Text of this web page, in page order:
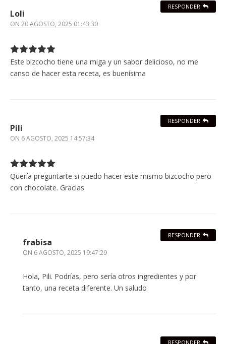
Loli
ON 20 AGOSTO, 2025 01:43:30
Este bizcocho tiene una miga y un sabor delicioso, no me
canso de hacer esta receta, es buenísima
RESPONDER
Pili
ON 6 AGOSTO, 2025 14:57:34
Quería preguntarte si puedo hacer este mismo bizcocho pero
con chocolate. Gracias
RESPONDER
frabisa
ON 6 AGOSTO, 2025 19:47:29
Hola, Pili. Podrías, pero sería otros ingredientes y por
tanto, una receta diferente. Un saludo
RESPONDER
RESPONDER